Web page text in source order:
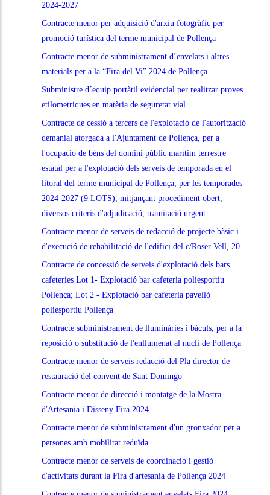
2024-2027
Contracte menor per adquisició d'arxiu fotogràfic per
promoció turística del terme municipal de Pollença
Contracte menor de subministrament d’envelats i altres
materials per a la “Fira del Vi” 2024 de Pollença
Subministre d´equip portàtil evidencial per realitzar proves
etilometriques en matèria de seguretat vial
Contracte de cessió a tercers de l'explotació de l'autorització
demanial atorgada a l'Ajuntament de Pollença, per a
l'ocupació de béns del domini públic marítim terrestre
estatal per a l'explotació dels serveis de temporada en el
litoral del terme municipal de Pollença, per les temporades
2024-2027 (9 LOTS), mitjançant procediment obert,
diversos criteris d'adjudicació, tramitació urgent
Contracte menor de serveis de redacció de projecte bàsic i
d'execució de rehabilitació de l'edifici del c/Roser Vell, 20
Contracte de concessió de serveis d'explotació dels bars
cafeteries Lot 1- Explotació bar cafeteria poliesportiu
Pollença; Lot 2 - Explotació bar cafeteria pavelló
poliesportiu Pollença
Contracte subministrament de lluminàries i bàculs, per a la
reposició o substitució de l'enllumenat al nucli de Pollença
Contracte menor de serveis redacció del Pla director de
restauració del convent de Sant Domingo
Contracte menor de direcció i montatge de la Mostra
d'Artesania i Disseny Fira 2024
Contracte menor de subministrament d'un gronxador per a
persones amb mobilitat reduïda
Contracte menor de serveis de coordinació i gestió
d'activitats durant la Fira d'artesania de Pollença 2024